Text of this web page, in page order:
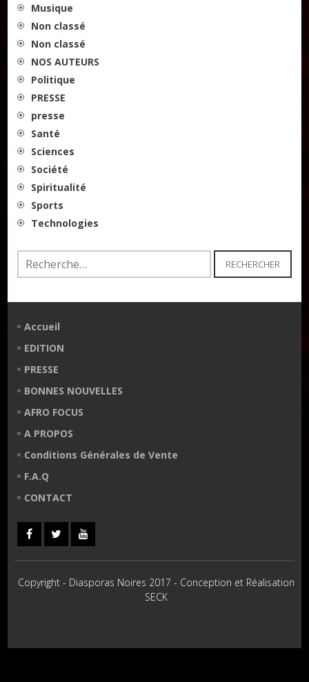
Musique
Non classé
Non classé
NOS AUTEURS
Politique
PRESSE
presse
Santé
Sciences
Société
Spiritualité
Sports
Technologies
Rechercher :
Accueil
EDITION
PRESSE
BONNES NOUVELLES
AFRO FOCUS
A PROPOS
Conditions Générales de Vente
F.A.Q
CONTACT
Copyright - Diasporas Noires 2017 - Conception et Réalisation
SECK